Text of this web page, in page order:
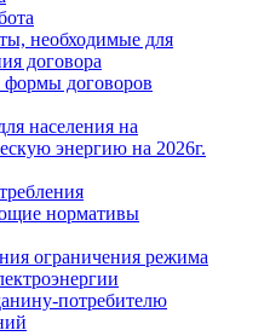
необходимые для
договора
договоров
населения на
энергию на 2026г.
нормативы
ограничения режима
потребителю